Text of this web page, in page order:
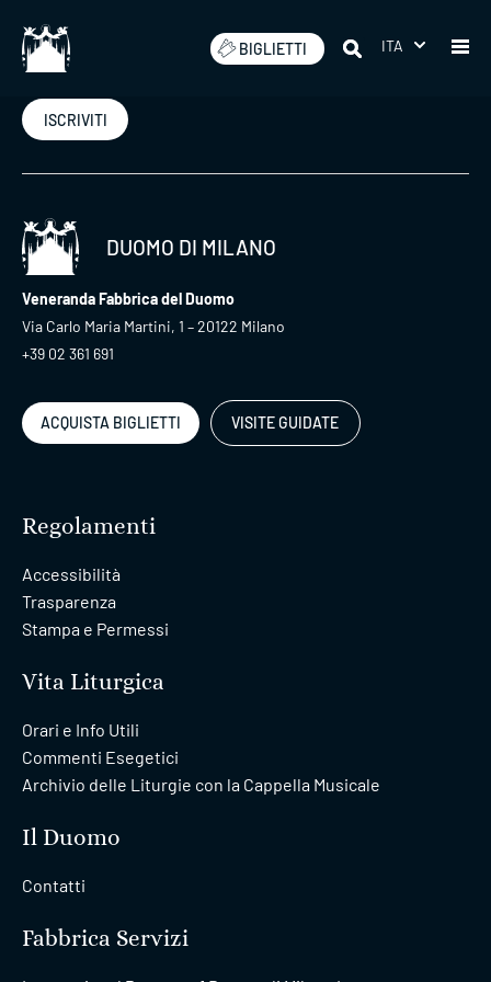
BIGLIETTI ITA
Iscriviti alla nostra newsletter
ISCRIVITI
DUOMO DI MILANO
Veneranda Fabbrica del Duomo
Via Carlo Maria Martini, 1 – 20122 Milano
+39 02 361 691
ACQUISTA BIGLIETTI VISITE GUIDATE
Regolamenti
Accessibilità
Trasparenza
Stampa e Permessi
Vita Liturgica
Orari e Info Utili
Commenti Esegetici
Archivio delle Liturgie con la Cappella Musicale
Il Duomo
Contatti
Fabbrica Servizi